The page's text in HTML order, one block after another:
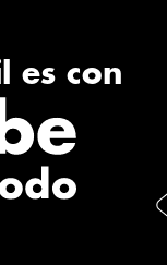
es con​